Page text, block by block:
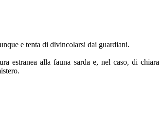
e tenta di divincolarsi dai guardiani.
estranea alla fauna sarda e, nel caso, di chiara